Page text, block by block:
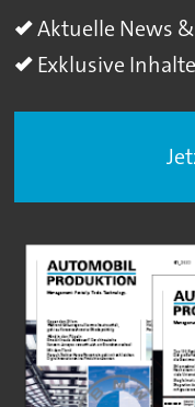
Aktuelle News
Exklusive Inhalte